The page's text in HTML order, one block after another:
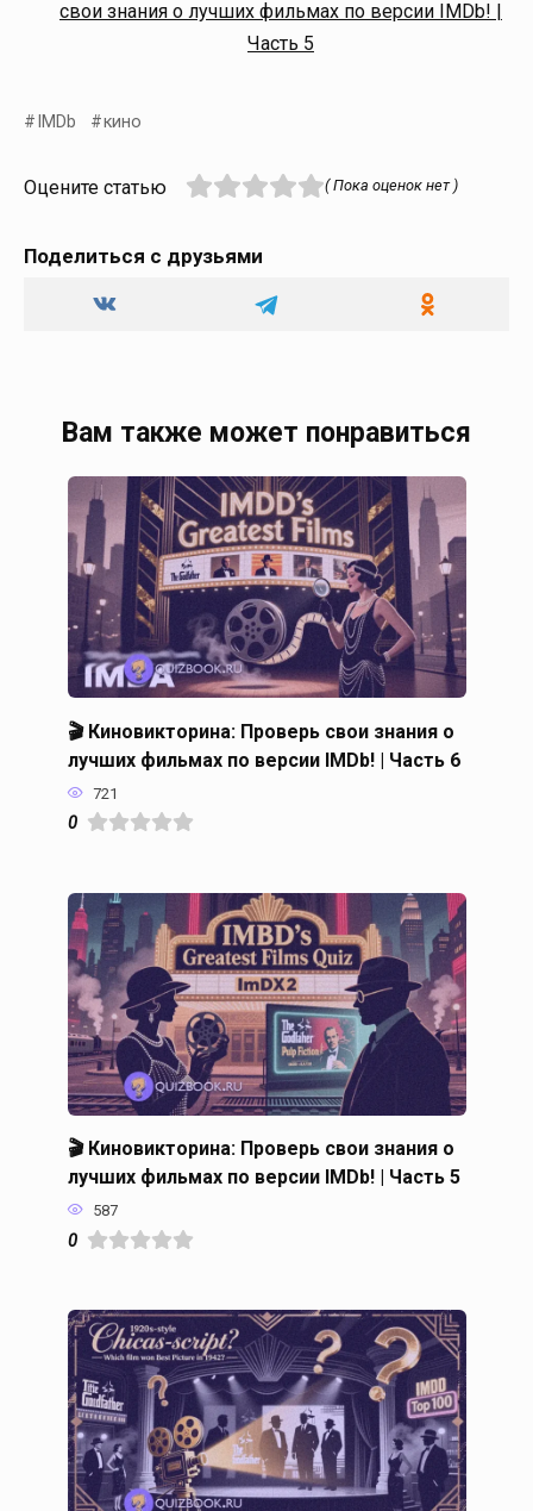
свои знания о лучших фильмах по версии IMDb! |
Часть 5
IMDb кино
Оцените статью ( Пока оценок нет )
Поделиться с друзьями
Вам также может понравиться
🎬 Киновикторина: Проверь свои знания о
лучших фильмах по версии IMDb! | Часть 6
721
0
🎬 Киновикторина: Проверь свои знания о
лучших фильмах по версии IMDb! | Часть 5
587
0